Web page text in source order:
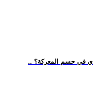
في حسم المعركة؟